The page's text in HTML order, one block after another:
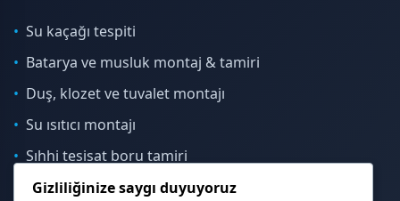
Su kaçağı tespiti
Batarya ve musluk montaj & tamiri
Duş, klozet ve tuvalet montajı
Su ısıtıcı montajı
Sıhhi tesisat boru tamiri
Gizliliğinize saygı duyuyoruz